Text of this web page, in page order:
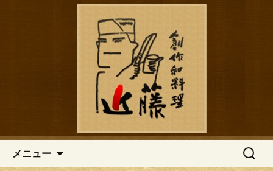
鎌倉の創作和食「近藤」のブロ
鎌倉の創作和食「近藤」のブログ
メニュー
検